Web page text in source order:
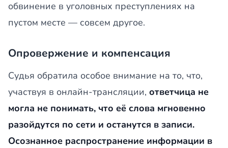
обвинение в уголовных преступлениях на
пустом месте — совсем другое.
Опровержение и компенсация
Судья обратила особое внимание на то, что,
участвуя в онлайн-трансляции, ответчица не
могла не понимать, что её слова мгновенно
разойдутся по сети и останутся в записи.
Осознанное распространение информации в